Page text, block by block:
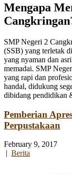
Mengapa
SMP Negeri 2
(SSB) yang terletak
yang nyaman dan
memadai. SMP
yang rapi dan
handal, didukung
dibidang pendidikan
Pemberian
Perpustakaan
February 9, 2017
| Berita